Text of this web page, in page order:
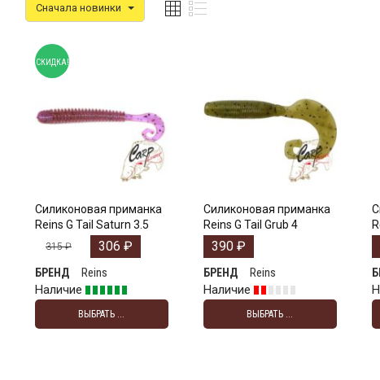
Сначала новинки
Силиконовая приманка
Reins G Tail Saturn 3.5
315₽ 306 ₽
БРЕНД
Reins
Наличие
ВЫБРАТЬ ...
СКИДКА!
Силиконовая приманка
Reins G Tail Grub 4
390 ₽
БРЕНД
Reins
Наличие
ВЫБРАТЬ ...